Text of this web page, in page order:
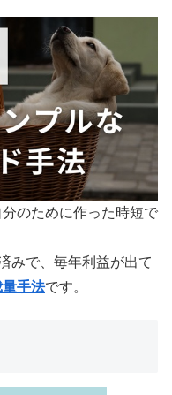
のために作った時短で
みで、毎年利益が出て
手法です。